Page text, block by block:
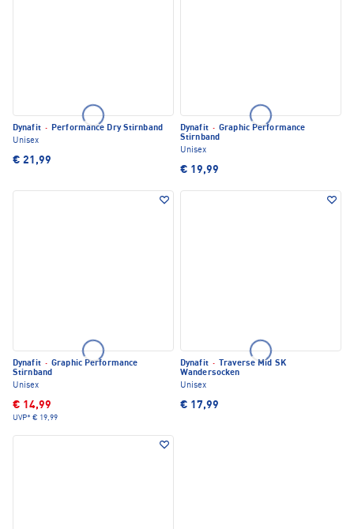
Dynafit · Performance Dry Stirnband
Unisex
€ 21,99
Dynafit · Graphic Performance
Stirnband
Unisex
€ 19,99
Dynafit · Graphic Performance
Stirnband
Unisex
€ 14,99
UVP* € 19,99
Dynafit ·
Traverse Mid SK
Wandersocken
Unisex
€ 17,99